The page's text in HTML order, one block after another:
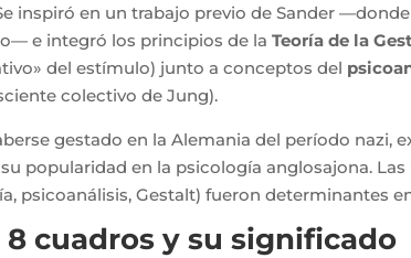
inspiró en un trabajo previo de Sander
e integró los principios de laTeoría de la
del estímulo) junto a conceptos del
colectivo de Jung).
gestado en la Alemania del período nazi,
popularidad en la psicología anglosajona.
psicoanálisis, Gestalt) fueron determinantes
8 cuadros y su significado